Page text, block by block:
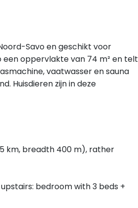
Savo en geschikt voor
een oppervlakte van 74 m² en telt
vaatwasser en sauna
Huisdieren zijn in deze
km, breadth 400 m), rather
bedroom with 3 beds +